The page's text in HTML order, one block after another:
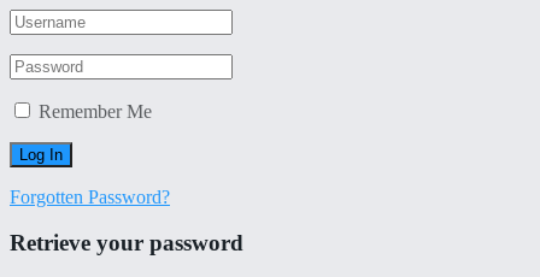
Remember Me
Forgotten Password?
Retrieve your password